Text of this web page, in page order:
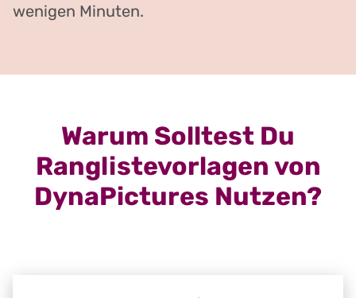
wenigen Minuten.
Warum Solltest Du
Ranglistevorlagen von
DynaPictures Nutzen?